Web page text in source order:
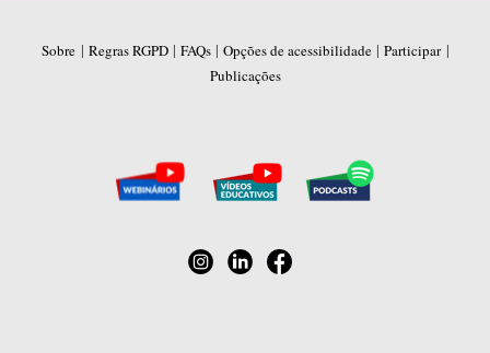
Sobre | Regras RGPD| FAQs| Opções de acessibilidade| Participar|
Publicações